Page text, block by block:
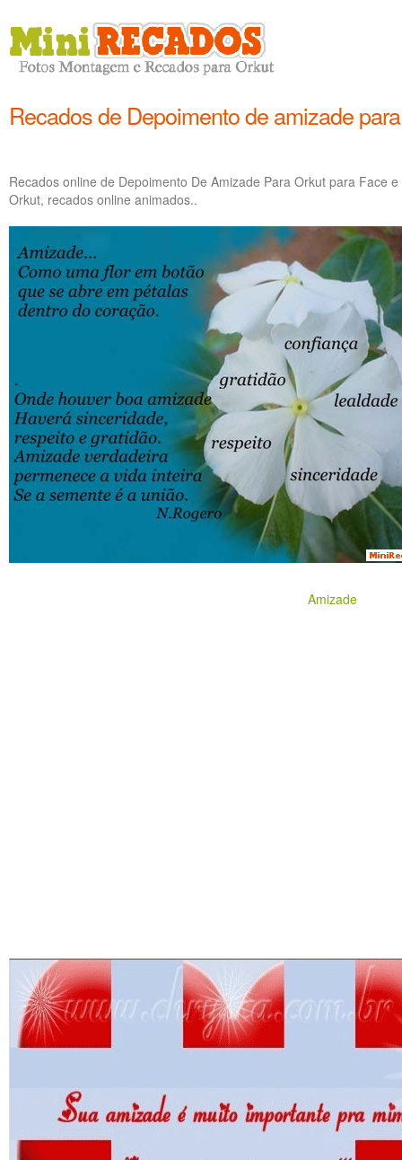
Recados de Depoimento de amizade
Recados online de Depoimento De Amizade Para Orkut para Face
Orkut, recados online animados..
Amizade